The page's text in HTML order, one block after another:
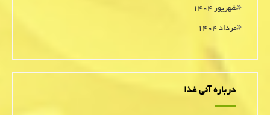
شهریور ۱۴۰۴
مرداد ۱۴۰۴
درباره آنی غذا